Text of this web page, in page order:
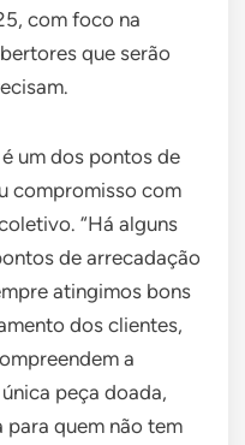
com foco na
que serão
um dos pontos de
compromisso com
“Há alguns
de arrecadação
atingimos bons
dos clientes,
a
peça doada,
quem não tem